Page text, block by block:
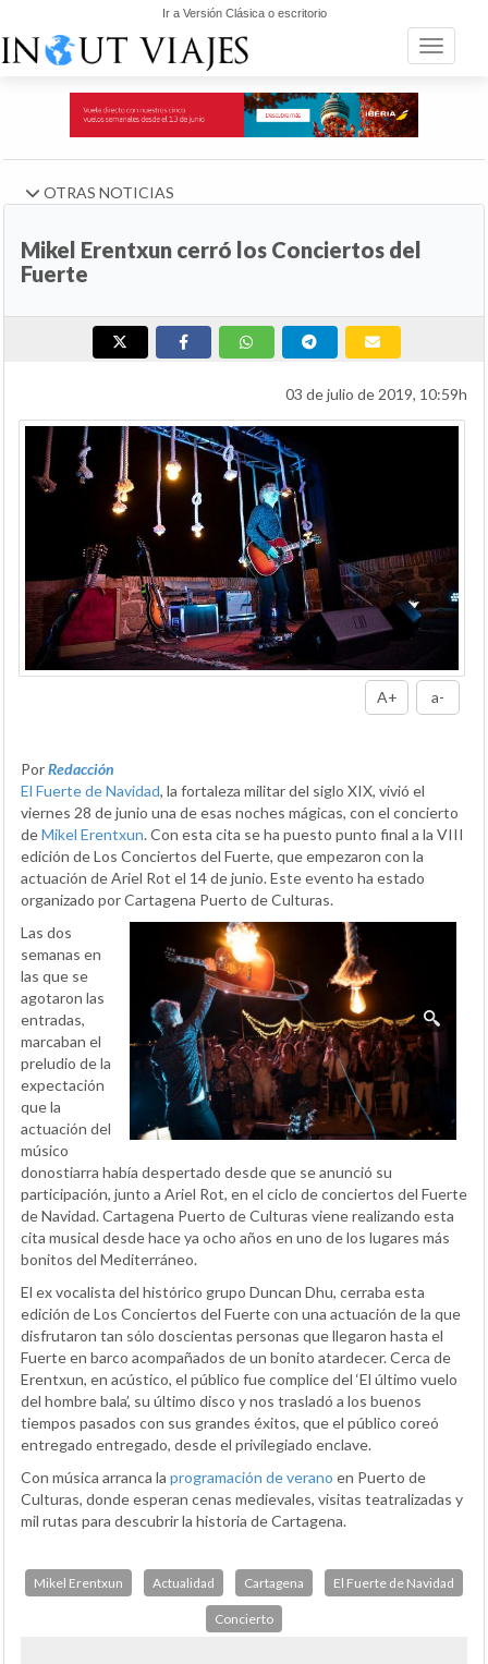
Ir a Versión Clásica o escritorio
Toggle
OTRAS NOTICIAS
Mikel Erentxun cerró los Conciertos del
Fuerte
03 de julio de 2019, 10:59h
A+ a-
PorRedacción
El Fuerte de Navidad, la fortaleza militar del siglo XIX, vivió el
viernes 28 de junio una de esas noches mágicas, con el concierto
deMikel Erentxun. Con esta cita se ha puesto punto final a la VIII
edición de Los Conciertos del Fuerte, que empezaron con la
actuación de Ariel Rot el 14 de junio. Este evento ha estado
organizado por Cartagena Puerto de Culturas.
Las dos
semanas en
las que se
agotaron las
entradas,
marcaban el
preludio de la
expectación
que la
actuación del
músico
donostiarra había despertado desde que se anunció su
participación, junto a Ariel Rot, en el ciclo de conciertos del Fuerte
de Navidad. Cartagena Puerto de Culturas viene realizando esta
cita musical desde hace ya ocho años en uno de los lugares más
bonitos del Mediterráneo.
El ex vocalista del histórico grupo Duncan Dhu, cerraba esta
edición de Los Conciertos del Fuerte con una actuación de la que
disfrutaron tan sólo doscientas personas que llegaron hasta el
Fuerte en barco acompañados de un bonito atardecer. Cerca de
Erentxun, en acústico, el público fue complice del ‘El último vuelo
del hombre bala’, su último disco y nos trasladó a los buenos
tiempos pasados con sus grandes éxitos, que el público coreó
entregado entregado, desde el privilegiado enclave.
Con música arranca la programación de verano en Puerto de
Culturas, donde esperan cenas medievales, visitas teatralizadas y
mil rutas para descubrir la historia de Cartagena.
Mikel Erentxun Actualidad Cartagena El Fuerte de Navidad
Concierto